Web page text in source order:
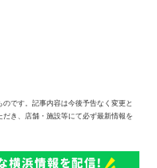
です。記事内容は今後予告なく変更と
き、店舗・施設等にて必ず最新情報を